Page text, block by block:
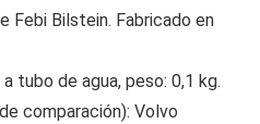
Febi Bilstein. Fabricado en
tubo de agua, peso: 0,1 kg.
comparación): Volvo